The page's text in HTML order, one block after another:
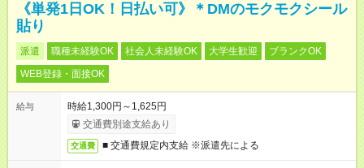
《単発1日OK！日払い可》＊DMのモクモクシール
貼り
派遣 職種未経験OK 社会人未経験OK 大学生歓迎
ブランクOK
WEB登録・面接OK
給与
時給1,300円～1,625円
交通費別途支給あり
交通費 ■ 交通費規定内支給 ※派遣先による